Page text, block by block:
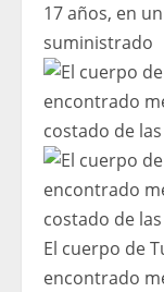
17 años, en
suministrado
El cuerpo de
encontrado